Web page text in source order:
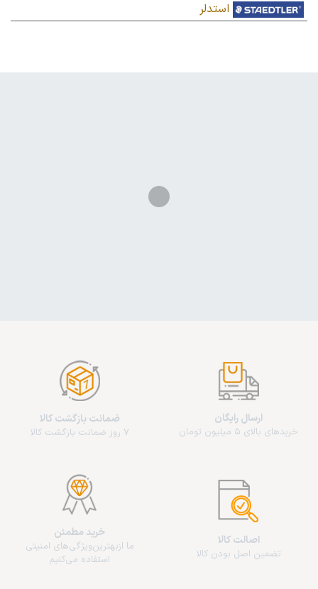
استدلر
ارسال رایگان
خریدهای بالای 5 میلیون تومان
ضمانت بازگشت کالا
7 روز ضمانت بازگشت کالا
اصالت کالا
تضمین اصل بودن کالا
خرید مطمئن
ما از‌بهترین‌ویژگی‌های امنیتی
استفاده می‌کنیم